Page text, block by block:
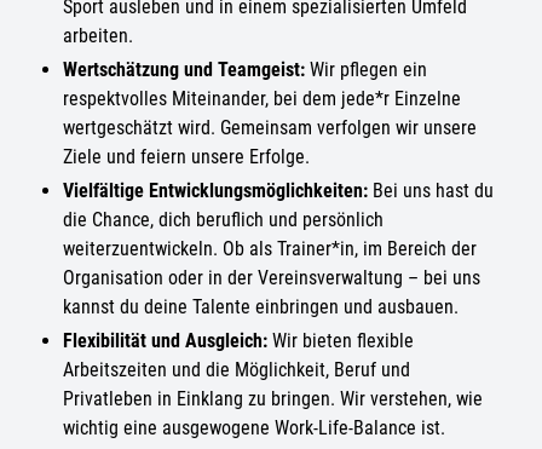
Sport ausleben und in einem spezialisierten Umfeld
arbeiten.
Wertschätzung und Teamgeist: Wir pflegen ein
respektvolles Miteinander, bei dem jede*r Einzelne
wertgeschätzt wird. Gemeinsam verfolgen wir unsere
Ziele und feiern unsere Erfolge.
Vielfältige Entwicklungsmöglichkeiten: Bei uns hast du
die Chance, dich beruflich und persönlich
weiterzuentwickeln. Ob als Trainer*in, im Bereich der
Organisation oder in der Vereinsverwaltung – bei uns
kannst du deine Talente einbringen und ausbauen.
Flexibilität und Ausgleich: Wir bieten flexible
Arbeitszeiten und die Möglichkeit, Beruf und
Privatleben in Einklang zu bringen. Wir verstehen, wie
wichtig eine ausgewogene Work-Life-Balance ist.